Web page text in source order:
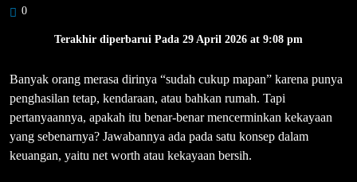
0
Terakhir diperbarui Pada 29 April 2026 at 9:08 pm
Banyak orang merasa dirinya “sudah cukup mapan” karena punya
penghasilan tetap, kendaraan, atau bahkan rumah. Tapi
pertanyaannya, apakah itu benar-benar mencerminkan kekayaan
yang sebenarnya? Jawabannya ada pada satu konsep dalam
keuangan, yaitu net worth atau kekayaan bersih.